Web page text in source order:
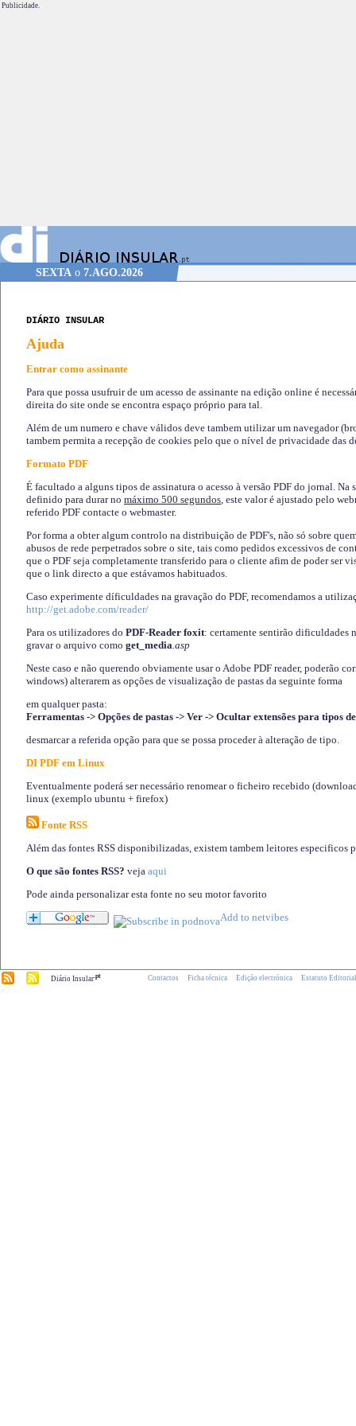
Publicidade.
SEXTA o 7.AGO.2026
DIÁRIO INSULAR
Ajuda
Entrar como assinante
Para que possa usufruir de um acesso de assinante na edição online é
direita do site onde se encontra espaço próprio para tal.
Além de um numero e chave válidos deve tambem utilizar um navegador
tambem permita a recepção de cookies pelo que o nível de privacidade das
Formato PDF
É facultado a alguns tipos de assinatura o acesso à versão PDF do jornal. Na
definido para durar no máximo 500 segundos, este valor é ajustado pelo
referido PDF contacte o webmaster.
Por forma a obter algum controlo na distribuição de PDF's, não só sobre
abusos de rede perpetrados sobre o site, tais como pedidos excessivos de
que o PDF seja completamente transferido para o cliente afim de poder ser
que o link directo a que estávamos habituados.
Caso experimente díficuldades na gravação do PDF, recomendamos a
http://get.adobe.com/reader/
Para os utilizadores do PDF-Reader foxit: certamente sentirão dificuldades
gravar o arquivo como get_media.asp
Neste caso e não querendo obviamente usar o Adobe PDF reader, poderão
windows) alterarem as opções de visualização de pastas da seguinte forma
em qualquer pasta:
Ferramentas -> Opções de pastas -> Ver -> Ocultar extensões para tipos
desmarcar a referida opção para que se possa proceder à alteração de tipo.
DI PDF em Linux
Eventualmente poderá ser necessário renomear o ficheiro recebido
linux (exemplo ubuntu + firefox)
Fonte RSS
Além das fontes RSS disponibilizadas, existem tambem leitores especificos
O que são fontes RSS? veja aqui
Pode ainda personalizar esta fonte no seu motor favorito
Diário Insular.pt Contactos Ficha técnica Edição electrónica Estatuto Editorial